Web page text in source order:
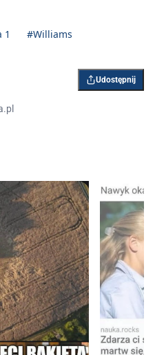
1
#Williams
Udostępnij